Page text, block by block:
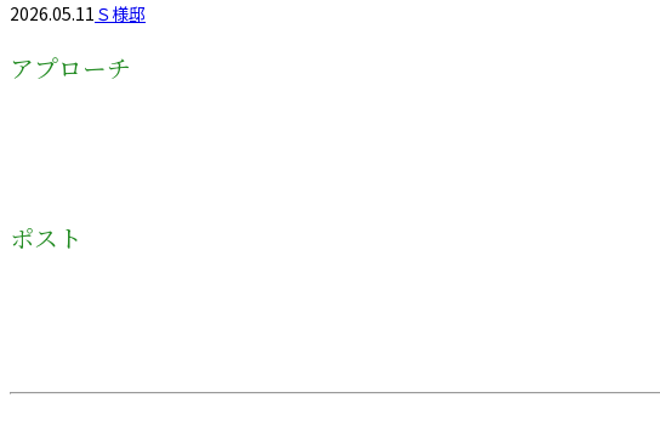
2026.05.11 Ｓ様邸
アプローチ
ポスト